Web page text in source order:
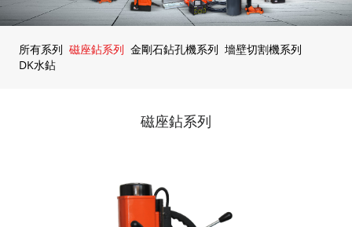
呈
祥
所有系列 磁座鉆系列 金剛石鉆孔機系列 墻壁切割機系列
DK水鉆
磁座鉆系列